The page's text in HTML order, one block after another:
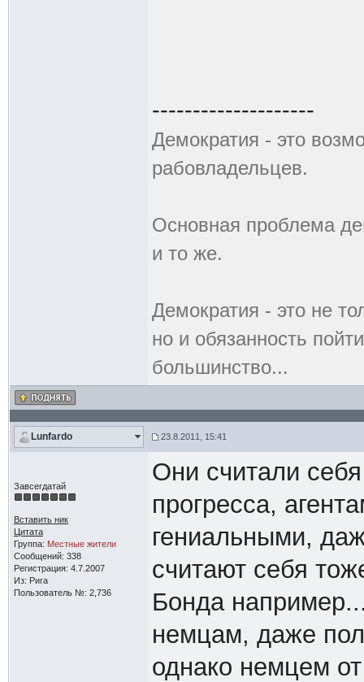
--------------------
Демокpатия - это
pабовладельцев.
Основная проблема
и то же.
Демократия - это не
но и обязанность
большинство...
Lunfardo 23.8.2011, 15:41
Завсегдатай
Вставить ник
Цитата
Группа: Местные жители
Сообщений: 338
Регистрация: 4.7.2007
Из: Рига
Пользователь №: 2,736
Они считали
прогресса,
гениальными,
считают себя
Бонда
немцам, даже
однако немцем